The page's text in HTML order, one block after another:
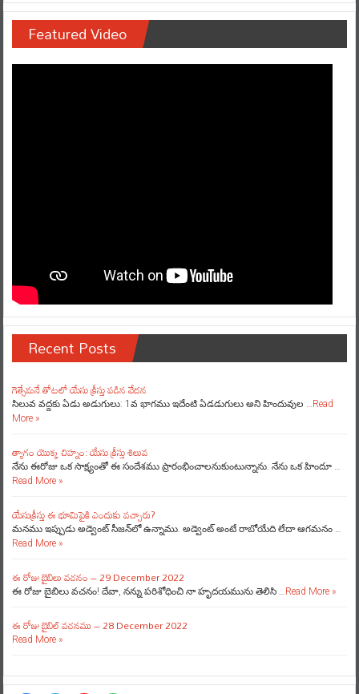
Featured Video
Recent Posts
గెత్సేమనే తోటలో యేసు క్రీస్తు పడిన వేదన
సిలువ వద్దకు ఏడు అడుగులు: 1వ భాగము ఇదేంటి ఏడడుగులు అని హిందువుల …Read
More »
త్యాగం యొక్క చిహ్నం: యేసు క్రీస్తు శిలువ
నేను ఈరోజు ఒక సాక్ష్యంతో ఈ సందేశము ప్రారంభించాలనుకుంటున్నాను. నేను ఒక హిందూ …
Read More »
యేసుక్రీస్తు ఈ భూమిపైకి ఎందుకు వచ్చారు?
మనము ఇప్పుడు అడ్వెంట్ సీజన్‌లో ఉన్నాము. అడ్వెంట్ అంటే రాబోయేది లేదా ఆగమనం …
Read More »
ఈ రోజు బైబిలు వచనం – 29 December 2022
ఈ రోజు బైబిలు వచనం! దేవా, నన్ను పరిశోధించి నా హృదయమును తెలిసి …Read More »
ఈ రోజు బైబిల్ వచనము – 28 December 2022
Read More »